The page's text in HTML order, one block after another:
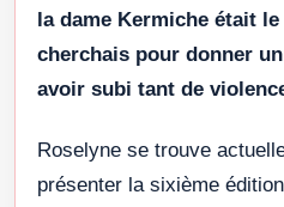
la dame Kermiche était
cherchais pour donner
avoir subi tant de
Roselyne se trouve
présenter la sixième